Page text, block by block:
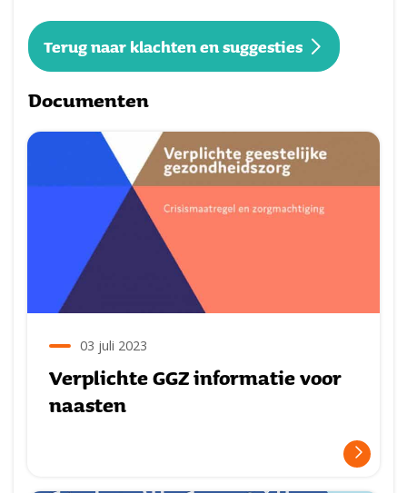
Terug naar klachten en suggesties
Documenten
03 juli 2023
Verplichte GGZ informatie voor
naasten